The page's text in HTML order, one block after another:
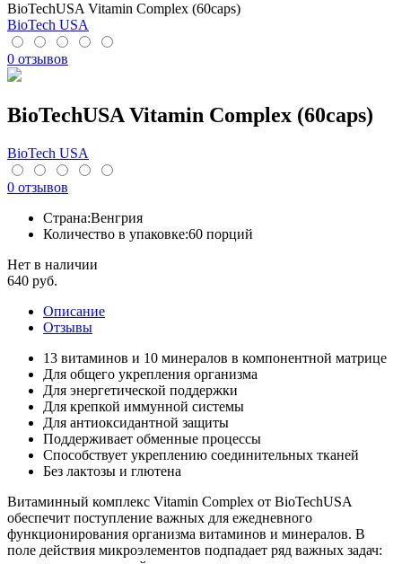
BioTechUSA Vitamin Complex (60caps)
BioTech USA
0 отзывов
BioTechUSA Vitamin Complex (60caps)
BioTech USA
0 отзывов
Страна:Венгрия
Количество в упаковке:60 порций
Нет в наличии
640 руб.
Описание
Отзывы
13 витаминов и 10 минералов в компонентной матрице
Для общего укрепления организма
Для энергетической поддержки
Для крепкой иммунной системы
Для антиоксидантной защиты
Поддерживает обменные процессы
Способствует укреплению соединительных тканей
Без лактозы и глютена
Витаминный комплекс Vitamin Complex от BioTechUSA
обеспечит поступление важных для ежедневного
функционирования организма витаминов и минералов. В
поле действия микроэлементов подпадает ряд важных задач: